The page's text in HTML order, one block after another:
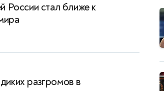
России стал ближе к
разгромов в